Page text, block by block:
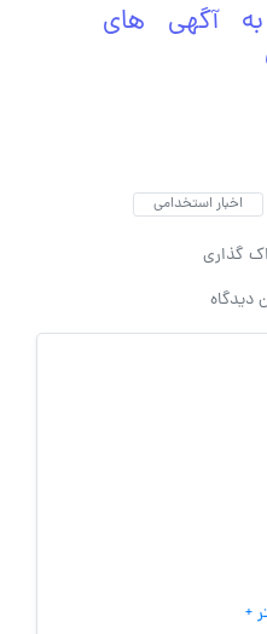
آگهی های
اخبار استخدامی
گذاری
دیدگاه
+